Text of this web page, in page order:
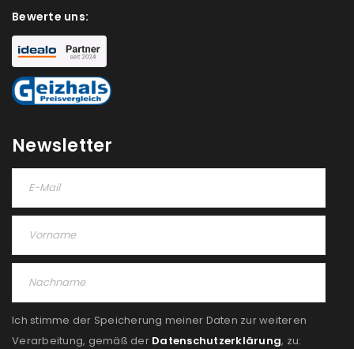
Bewerte uns:
Newsletter
Ich stimme der Speicherung meiner Daten zur weiteren
Verarbeitung, gemäß der Datenschutzerklärung, zu: